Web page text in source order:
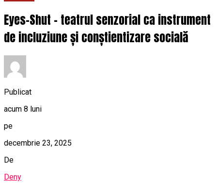
Eyes-Shut – teatrul senzorial ca instrument
de incluziune și conștientizare socială
Publicat
acum 8 luni
pe
decembrie 23, 2025
De
Deny